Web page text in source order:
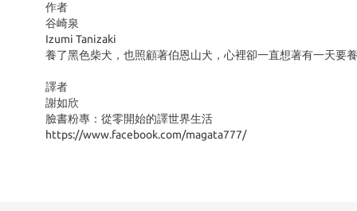
作者
谷崎泉
Izumi Tanizaki
養了黑色柴犬，也照顧著伯恩山犬，心裡卻一直想著有一天要
譯者
謝如欣
臉書粉專：從零開始的譯世界生活
https://www.facebook.com/magata777/